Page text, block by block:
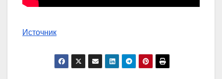
Источник